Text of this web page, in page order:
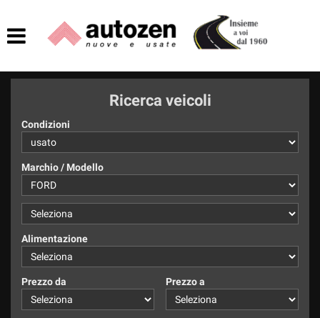
ACQUISTIAMO USATO
ASSISTENZA
Ricerca veicoli
Condizioni
Marchio / Modello
Alimentazione
Prezzo da Prezzo a